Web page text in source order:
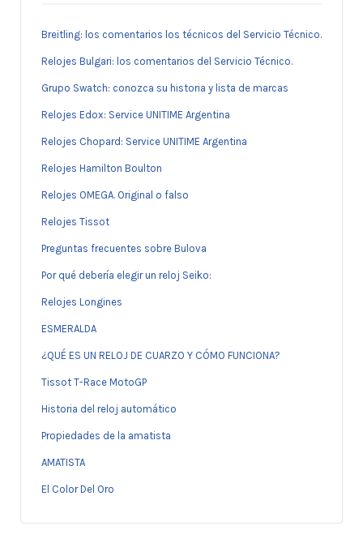
Breitling: los comentarios los técnicos del Servicio Técnico.
Relojes Bulgari: los comentarios del Servicio Técnico.
Grupo Swatch: conozca su historia y lista de marcas
Relojes Edox: Service UNITIME Argentina
Relojes Chopard: Service UNITIME Argentina
Relojes Hamilton Boulton
Relojes OMEGA. Original o falso
Relojes Tissot
Preguntas frecuentes sobre Bulova
Por qué debería elegir un reloj Seiko:
Relojes Longines
ESMERALDA
¿QUÉ ES UN RELOJ DE CUARZO Y CÓMO FUNCIONA?
Tissot T-Race MotoGP
Historia del reloj automático
Propiedades de la amatista
AMATISTA
El Color Del Oro